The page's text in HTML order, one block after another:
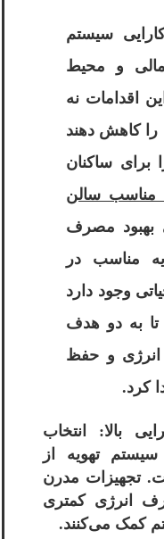
سیستم
و محیط
اقدامات نه
را کاهش دهند
برای ساکنان
مناسب سالن
بهبود مصرف
مناسب در
وجود دارد
تا به دو هدف
انرژی و حفظ
کرد.
بالا: انتخاب
سیستم تهویه از
تجهیزات مدرن
انرژی کمتری
کمک می‌کنند.